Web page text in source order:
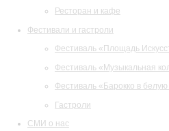
Ресторан и кафе
Фестивали и гастроли
Фестиваль «Площадь
Фестиваль «Музыкальная
Фестиваль «Барокко в белую
Гастроли
СМИ о нас